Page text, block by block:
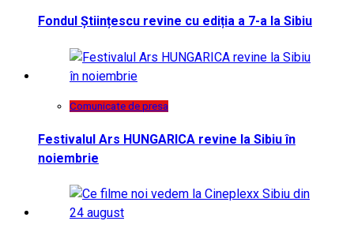
Fondul Științescu revine cu ediția a 7-a la Sibiu
Comunicate de presa
Festivalul Ars HUNGARICA revine la Sibiu în
noiembrie